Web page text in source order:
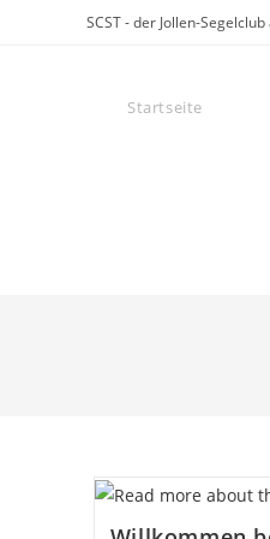
SCST - der Jollen-
Startseite